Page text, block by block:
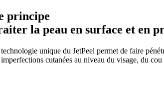
principe
la peau en surface et en
unique du JetPeel permet de faire
imperfections cutanées au niveau du visage, du